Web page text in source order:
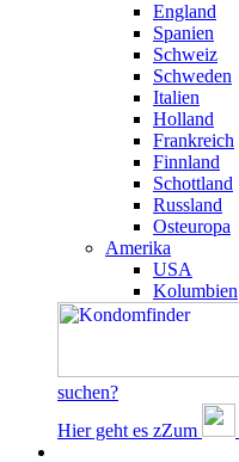
England
Spanien
Schweiz
Schweden
Italien
Holland
Frankreich
Finnland
Schottland
Russland
Osteuropa
Amerika
USA
Kolumbien
suchen?
Hier geht es zZum